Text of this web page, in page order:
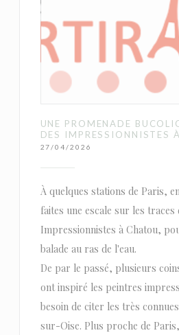
UNE PROMENADE
DES IMPRESSIONNISTES
27/04/2026
À quelques stations de Paris,
faites une escale sur les traces
Impressionnistes à Chatou,
balade au ras de l'eau.
De par le passé, plusieurs
ont inspiré les peintres
besoin de citer les très
sur-Oise. Plus proche de